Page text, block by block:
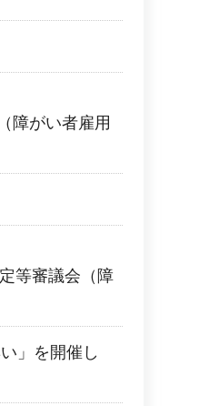
障がい者雇用
等審議会（障
」を開催し